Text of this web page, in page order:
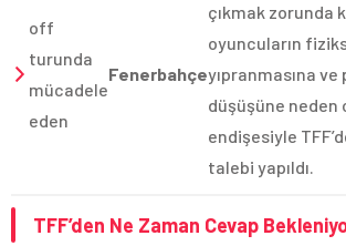
off
turunda
mücadele
eden
Fenerbahçe
çıkmak zorunda
oyuncuların
yıpranmasına
düşüşüne neden
endişesiyle
talebi yapıldı.
TFF’den Ne Zaman Cevap